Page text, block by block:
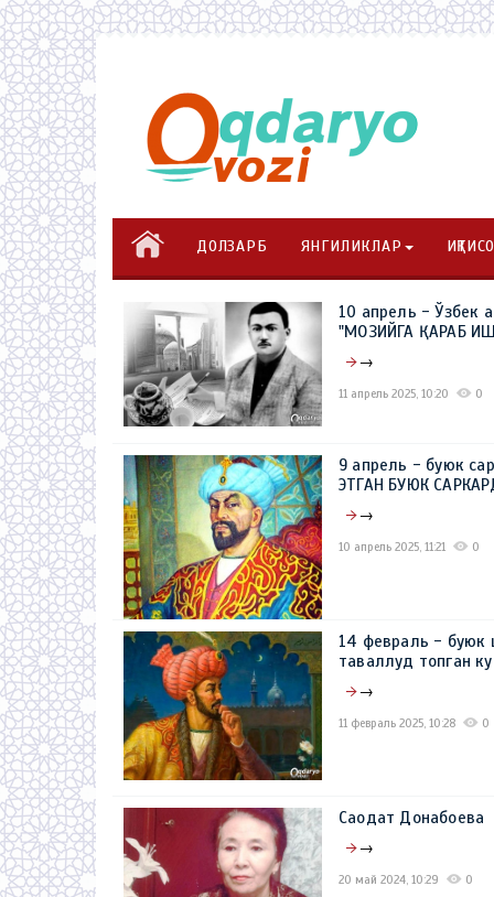
ДОЛЗАРБ ЯНГИЛИКЛАР
10 апрель - Ўзбек
"МОЗИЙГА ҚАРАБ
→
11 апрель 2025, 10:20 0
9 апрель - буюк
ЭТГАН БУЮК
→
10 апрель 2025, 11:21 0
14 февраль - буюк
таваллуд топган
→
11 февраль 2025, 10:28 0
Саодат Донабоева
→
20 май 2024, 10:29 0